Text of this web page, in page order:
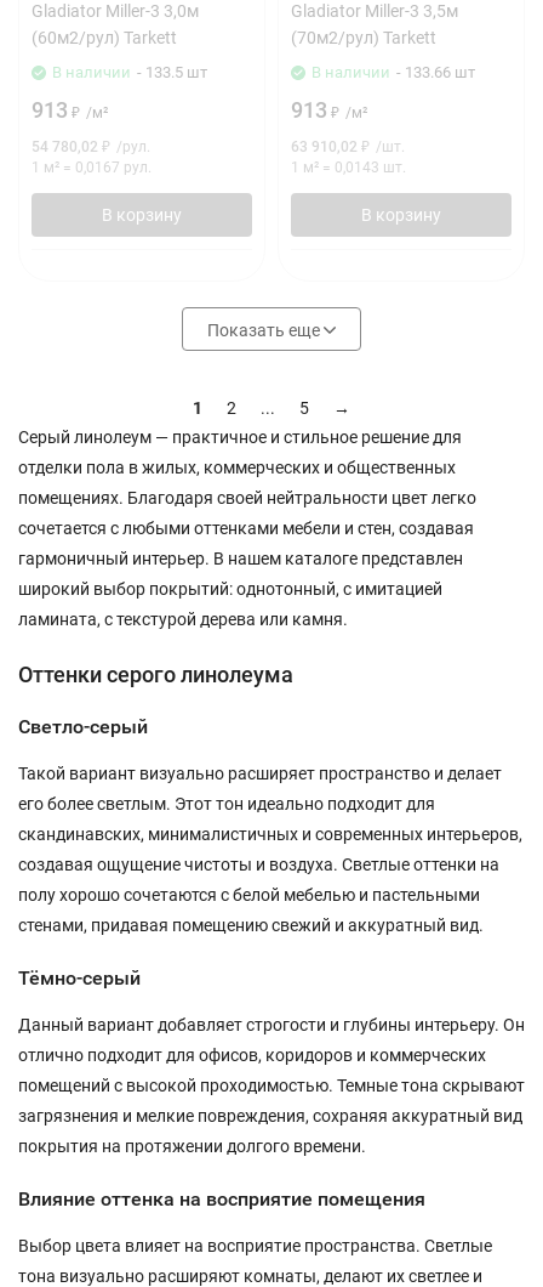
Gladiator Miller-3 3,0м
(60м2/рул) Tarkett
В наличии - 133.5 шт
913 ₽ /м²
54 780,02 ₽ /рул.
1 м² = 0,0167 рул.
В корзину
Gladiator Miller-3 3,5м
(70м2/рул) Tarkett
В наличии - 133.66 шт
913 ₽ /м²
63 910,02 ₽ /шт.
1 м² = 0,0143 шт.
В корзину
Показать еще
1 2 ... 5
→
Серый линолеум — практичное и стильное решение для
отделки пола в жилых, коммерческих и общественных
помещениях. Благодаря своей нейтральности цвет легко
сочетается с любыми оттенками мебели и стен, создавая
гармоничный интерьер. В нашем каталоге представлен
широкий выбор покрытий: однотонный, с имитацией
ламината, с текстурой дерева или камня.
Оттенки серого линолеума
Светло-серый
Такой вариант визуально расширяет пространство и делает
его более светлым. Этот тон идеально подходит для
скандинавских, минималистичных и современных интерьеров,
создавая ощущение чистоты и воздуха. Светлые оттенки на
полу хорошо сочетаются с белой мебелью и пастельными
стенами, придавая помещению свежий и аккуратный вид.
Тёмно-серый
Данный вариант добавляет строгости и глубины интерьеру. Он
отлично подходит для офисов, коридоров и коммерческих
помещений с высокой проходимостью. Темные тона скрывают
загрязнения и мелкие повреждения, сохраняя аккуратный вид
покрытия на протяжении долгого времени.
Влияние оттенка на восприятие помещения
Выбор цвета влияет на восприятие пространства. Светлые
тона визуально расширяют комнаты, делают их светлее и